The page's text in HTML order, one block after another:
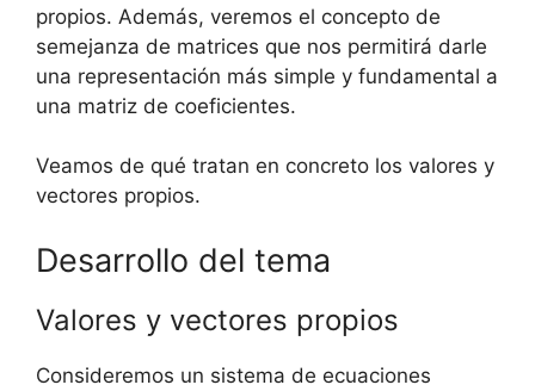
propios. Además, veremos el concepto de
semejanza de matrices que nos permitirá darle
una representación más simple y fundamental a
una matriz de coeficientes.
Veamos de qué tratan en concreto los valores y
vectores propios.
Desarrollo del tema
Valores y vectores propios
Consideremos un sistema de ecuaciones